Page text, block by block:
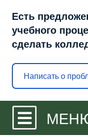
Есть
учебного
сделать
Написать о